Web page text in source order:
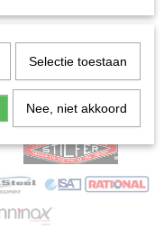
Selectie toestaan
Nee, niet akkoord